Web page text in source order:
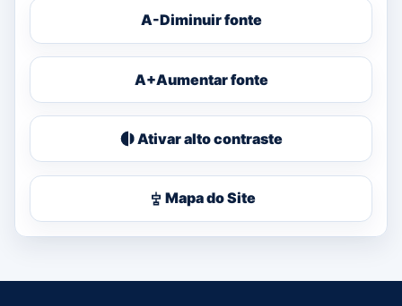
A-Diminuir fonte
A+Aumentar fonte
Ativar alto contraste
Mapa do Site